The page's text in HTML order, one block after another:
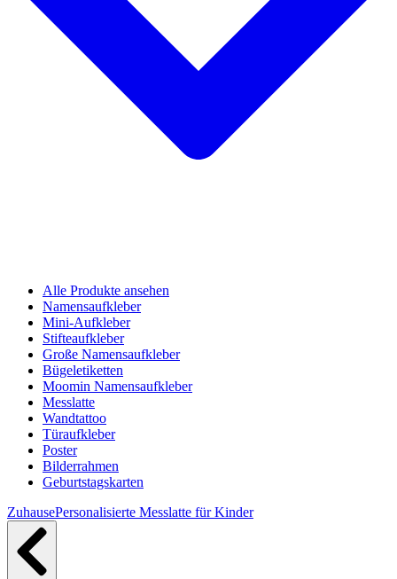
Alle Produkte ansehen
Namensaufkleber
Mini-Aufkleber
Stifteaufkleber
Große Namensaufkleber
Bügeletiketten
Moomin Namensaufkleber
Messlatte
Wandtattoo
Türaufkleber
Poster
Bilderrahmen
Geburtstagskarten
ZuhausePersonalisierte Messlatte für Kinder